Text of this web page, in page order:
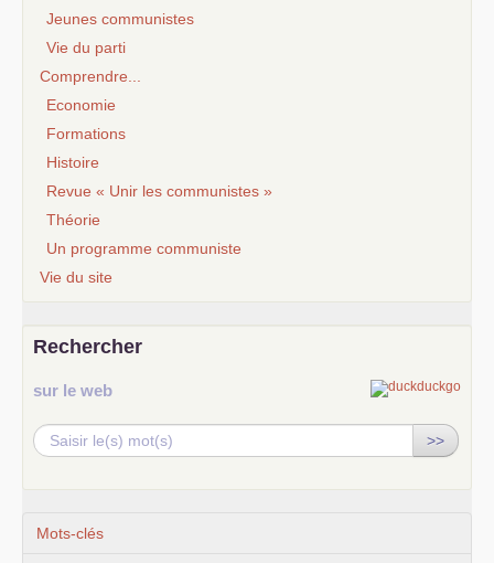
Jeunes communistes
Vie du parti
Comprendre...
Economie
Formations
Histoire
Revue « Unir les communistes »
Théorie
Un programme communiste
Vie du site
Rechercher
sur le web
>>
Mots-clés